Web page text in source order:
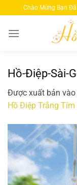
qua
nội
Chào Mừng Bạn
Hồ-Điệp-Sài-
Được xuất bản vào
Hồ Điệp Trắng